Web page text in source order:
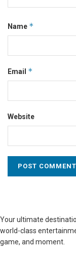
Name *
Email *
Website
Your ultimate
world-class
game, and moment.